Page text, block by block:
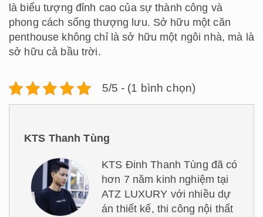
là biểu tượng đỉnh cao của sự thành công và
phong cách sống thượng lưu. Sở hữu một căn
penthouse không chỉ là sở hữu một ngôi nhà, mà là
sở hữu cả bầu trời.
5/5 - (1 bình chọn)
KTS Thanh Tùng
KTS Đinh Thanh Tùng đã có
hơn 7 năm kinh nghiệm tại
ATZ LUXURY với nhiều dự
án thiết kế, thi công nội thất